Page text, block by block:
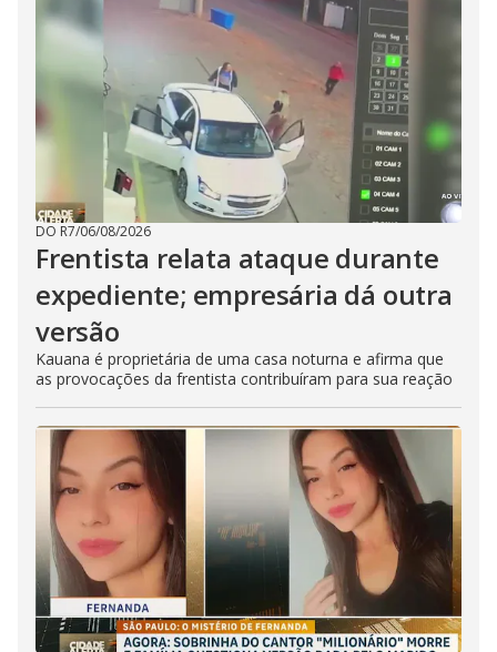
DO R7/06/08/2026
Frentista relata ataque durante
expediente; empresária dá outra
versão
Kauana é proprietária de uma casa noturna e afirma que
as provocações da frentista contribuíram para sua reação